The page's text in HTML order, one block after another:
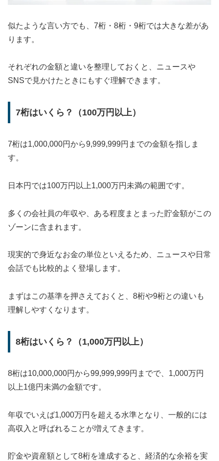
似たような言い方でも、7桁・8桁・9桁では大きな差があ
ります。
それぞれの金額と違いを整理しておくと、ニュースや
SNSで見かけたときにもすぐ理解できます。
7桁はいくら？（100万円以上）
7桁は1,000,000円から9,999,999円までの金額を指しま
す。
日本円では100万円以上1,000万円未満の範囲です。
多くの会社員の年収や、ある程度まとまった貯金額がこの
ゾーンに含まれます。
現実的で身近なお金の単位といえるため、ニュースや日常
会話でも比較的よく登場します。
まずはこの基準を押さえておくと、8桁や9桁との違いも
理解しやすくなります。
8桁はいくら？（1,000万円以上）
8桁は10,000,000円から99,999,999円までで、1,000万円
以上1億円未満の金額です。
年収でいえば1,000万円を超える水準となり、一般的には
高収入と呼ばれることが増えてきます。
貯金や資産額として8桁を達成すると、経済的な余裕を実